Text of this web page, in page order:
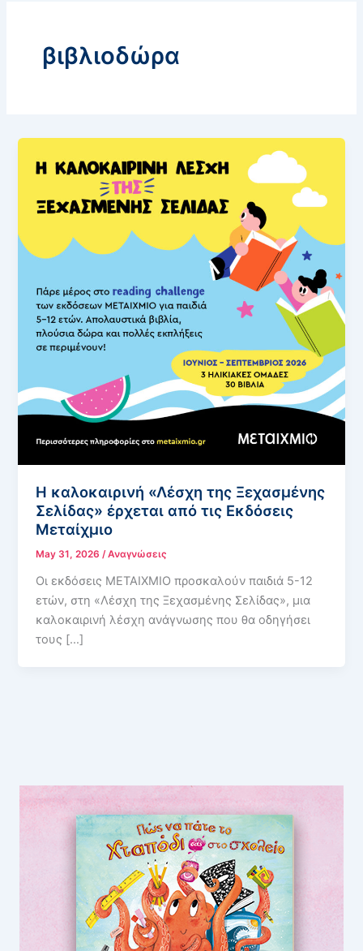
βιβλιοδώρα
Η καλοκαιρινή «Λέσχη της Ξεχασμένης
Σελίδας» έρχεται από τις Εκδόσεις
Μεταίχμιο
May 31, 2026/Αναγνώσεις
Οι εκδόσεις ΜΕΤΑΙΧΜΙΟ προσκαλούν παιδιά 5-12
ετών, στη «Λέσχη της Ξεχασμένης Σελίδας», μια
καλοκαιρινή λέσχη ανάγνωσης που θα οδηγήσει
τους […]